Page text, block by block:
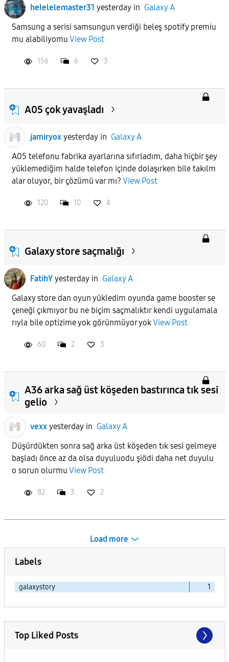
helelelemaster31 yesterdayin Galaxy A
Samsung a serisi samsungun verdiği beleş spotify premiu
mu alabiliyomu View Post
156 6 3
A05 çok yavaşladı
jamiryox yesterdayin Galaxy A
A05 telefonu fabrika ayarlarına sıfırladım, daha hiçbir şey
yüklemediğim halde telefon içinde dolaşırken bile takılm
alar oluyor, bir çözümü var mı? View Post
120 10 4
Galaxy store saçmalığı
FatihY yesterdayin Galaxy A
Galaxy store dan oyun yükledim oyunda game booster se
çeneği çıkmıyor bu ne biçim saçmalıktır kendi uygulamala
rıyla bile optizime yok görünmüyor yokView Post
60 2 3
A36 arka sağ üst köşeden bastırınca tık sesi
gelio
vexx yesterdayin Galaxy A
Düşürdükten sonra sağ arka üst köşeden tık sesi gelmeye
başladı önce az da olsa duyuluodu şiödi daha net duyulu
o sorun olurmu View Post
82 3 2
Load more
Labels
galaxystory 1
Top Liked Posts